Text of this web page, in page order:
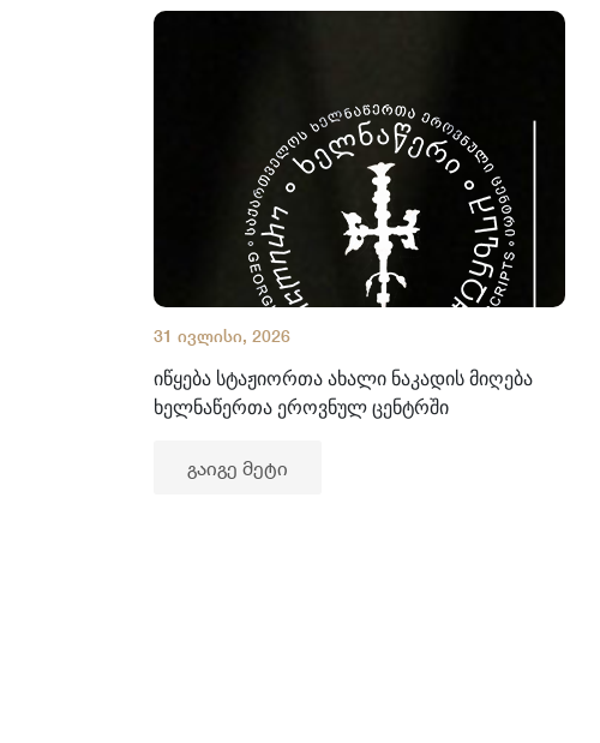
31 ივლისი, 2026
იწყება სტაჟიორთა ახალი ნაკადის მიღება
ხელნაწერთა ეროვნულ ცენტრში
გაიგე მეტი